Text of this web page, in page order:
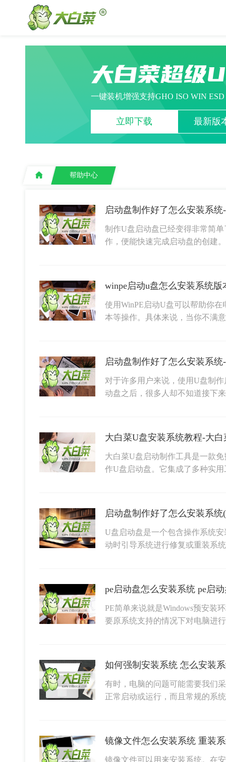
大白菜超级
一键装机增强支持GHO ISO WIN
立即下载 最新版
帮助中心
启动盘制作好了怎么安装系
制作U盘启动盘已经变得非常简
作，便能快速完成启动盘的创建
winpe启动u盘怎么安装系统版
使用WinPE启动U盘可以帮助你
本等操作。具体来说，当你不满
启动盘制作好了怎么安装系
对于许多用户来说，使用U盘制
动盘之后，很多人却不知道接下
大白菜U盘安装系统教程-大
大白菜U盘启动制作工具是一款
作U盘启动盘。它集成了多种实
U盘启动盘是一个包含操作系统
动时引导系统进行修复或重装系
pe启动盘怎么安装系统 pe启
PE简单来说就是Windows预安装
要原系统支持的情况下对电脑进
如何强制安装系统 怎么安装
有时，电脑的问题可能需要我们
正常启动或运行，而且常规的系
镜像文件怎么安装系统 重装
镜像文件可以用来安装系统。在